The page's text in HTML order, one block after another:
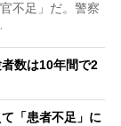
不足」だ。警察
数は10年間で2
「患者不足」に